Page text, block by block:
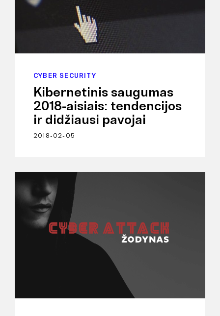
CYBER SECURITY
Kibernetinis saugumas
2018-aisiais: tendencijos
ir didžiausi pavojai
2018-02-05